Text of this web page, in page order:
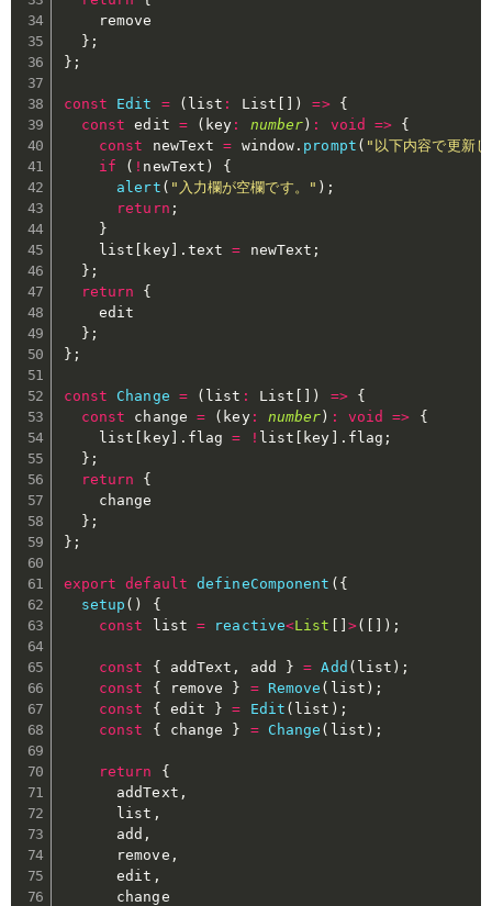
    remove
} ;
} ;
const Edit = ( list : List [ ] ) =>
{
const edit = ( key : number) : void => {
const newText = window . prompt ( "以下内容で更新
if
( ! newText )
{
alert ( "入力欄が空欄です。" ) ;
return ;
}
    list
[ key] . text = newText ;
} ;
return
{
    edit
} ;
} ;
const Change = ( list : List [ ] ) =>
{
const change = ( key: number) : void =>
{
    list
[ key] . flag = ! list [ key ] . flag ;
} ;
return
{
    change
} ;
} ;
export default defineComponent ( {
setup ( )
{
const list = reactive<List [ ] >( [ ] ) ;
const { addText , add } = Add ( list ) ;
const
{ remove } = Remove ( list ) ;
const
{ edit } = Edit ( list ) ;
const
{ change } = Change ( list ) ;
return
{
      addText
,
      list
,
      add
,
      remove
,
      edit
,
      change